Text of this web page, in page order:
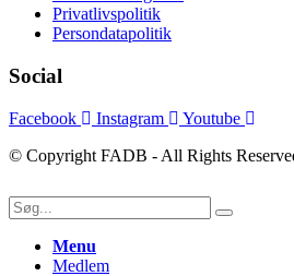
Privatlivspolitik
Persondatapolitik
Social
Facebook Instagram
Youtube
© Copyright FADB - All Rights
Menu
Medlem